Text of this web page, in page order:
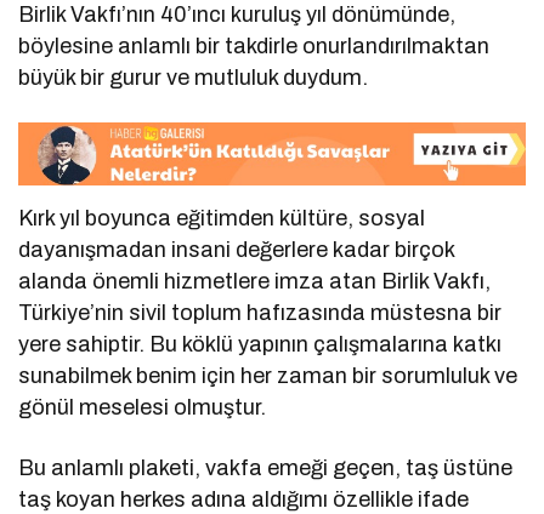
Birlik Vakfı’nın 40’ıncı kuruluş yıl dönümünde,
böylesine anlamlı bir takdirle onurlandırılmaktan
büyük bir gurur ve mutluluk duydum.
Kırk yıl boyunca eğitimden kültüre, sosyal
dayanışmadan insani değerlere kadar birçok
alanda önemli hizmetlere imza atan Birlik Vakfı,
Türkiye’nin sivil toplum hafızasında müstesna bir
yere sahiptir. Bu köklü yapının çalışmalarına katkı
sunabilmek benim için her zaman bir sorumluluk ve
gönül meselesi olmuştur.
Bu anlamlı plaketi, vakfa emeği geçen, taş üstüne
taş koyan herkes adına aldığımı özellikle ifade